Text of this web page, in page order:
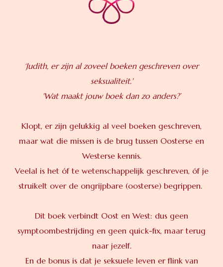
‘Judith, er zijn al zoveel boeken geschreven over
seksualiteit.'
'Wat maakt jouw boek dan zo anders?’
Klopt, er zijn gelukkig al veel boeken geschreven,
maar wat die missen is de brug tussen Oosterse en
Westerse kennis.
Veelal is het óf te wetenschappelijk geschreven, óf je
struikelt over de ongrijpbare (oosterse) begrippen.
Dit boek verbindt Oost en West: dus geen
symptoombestrijding en geen quick-fix, maar terug
naar jezelf.
En de bonus is dat je seksuele leven er flink van